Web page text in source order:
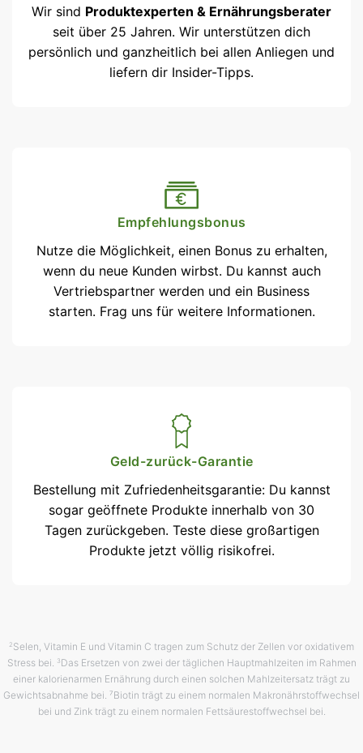
Wir sind Produktexperten & Ernährungsberater
seit über 25 Jahren. Wir unterstützen dich
persönlich und ganzheitlich bei allen Anliegen und
liefern dir Insider-Tipps.
Empfehlungsbonus
Nutze die Möglichkeit, einen Bonus zu erhalten,
wenn du neue Kunden wirbst. Du kannst auch
Vertriebspartner werden und ein Business
starten. Frag uns für weitere Informationen.
Geld-zurück-Garantie
Bestellung mit Zufriedenheits­garantie: Du kannst
sogar geöffnete Produkte innerhalb von 30
Tagen zurückgeben. Teste diese großartigen
Produkte jetzt völlig risikofrei.
2 Selen, Vitamin E und Vitamin C tragen zum Schutz der Zellen vor oxidativem
Stress bei.
3 Das Ersetzen von zwei der täglichen Hauptmahlzeiten im Rahmen
einer kalorienarmen Ernährung durch einen solchen Mahlzeitersatz trägt zu
Gewichtsabnahme bei. ⁷Biotin trägt zu einem normalen Makronährstoffwechsel
bei und Zink trägt zu einem normalen Fettsäurestoffwechsel bei.